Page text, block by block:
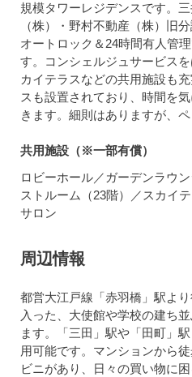
規模タワーレジデンスです。
（株）・野村不動産（株）旧
オートロック＆24時間有人管
す。コンシェルジュサービス
カイテラスなどの共用施設も
スも設置されており、時間を
きます。細則はありますが、
共用施設（※一部有償）
ロビーホール／ガーデンラウ
ストルーム（23階）／スカイ
サロン
周辺情報
都営大江戸線「赤羽橋」駅よ
入った、大使館や学校の建ち
ます。「三田」駅や「田町」
用可能です。マンションから
ビニがあり、日々の買い物に